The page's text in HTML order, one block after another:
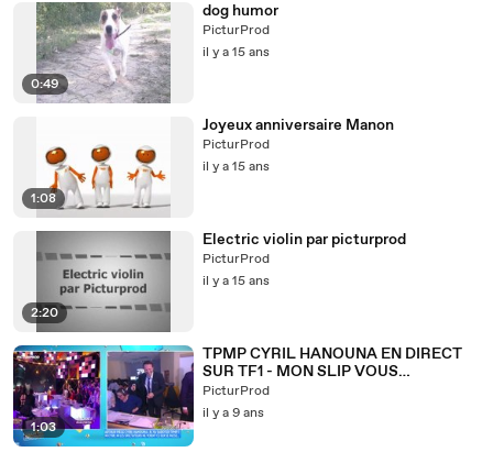
0:49
dog humor
PicturProd
il y a 15 ans
1:08
Joyeux anniversaire Manon
PicturProd
il y a 15 ans
2:20
Electric violin par picturprod
PicturProd
il y a 15 ans
1:03
TPMP CYRIL HANOUNA EN DIRECT
SUR TF1 - MON SLIP VOUS
APPARTIENT
PicturProd
il y a 9 ans